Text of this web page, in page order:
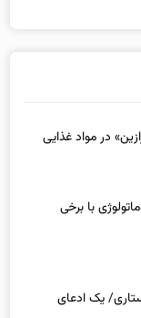
پرستاری/ یک ادعای